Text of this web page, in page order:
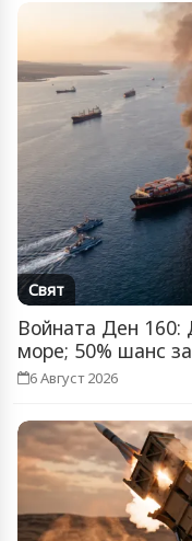
Свят
Войната Ден 160:
море; 50% шанс
6 Август 2026